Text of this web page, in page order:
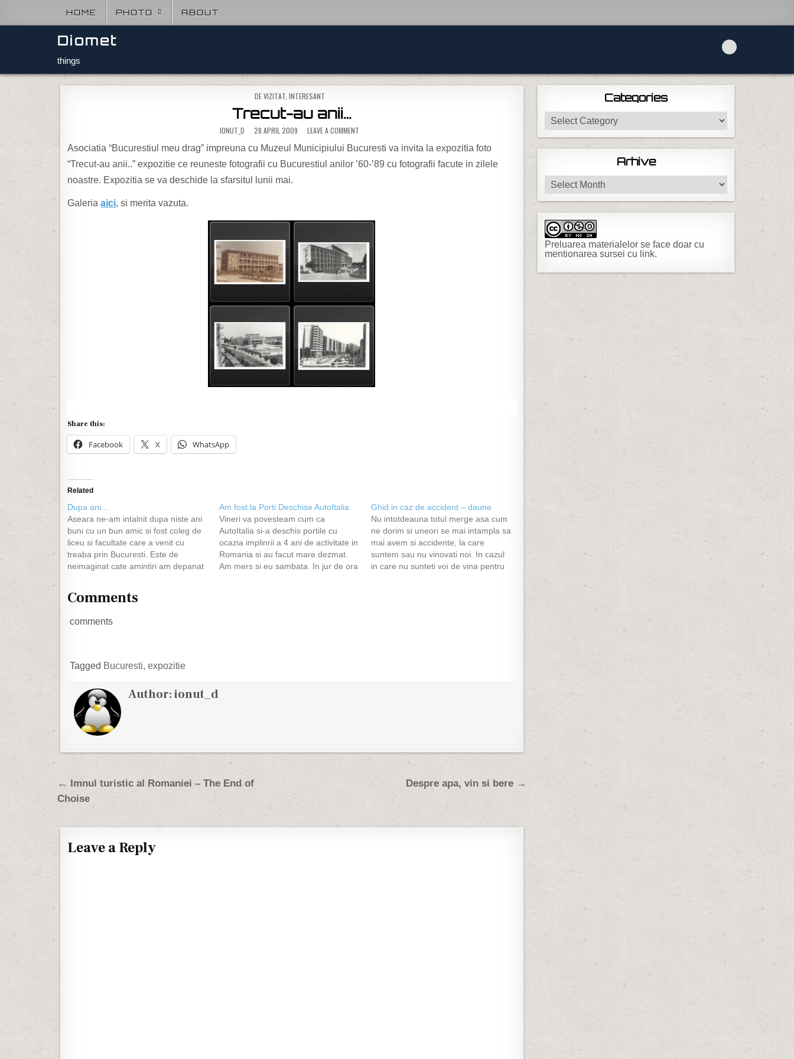
HOME PHOTO ABOUT
Diomet
things
POSTED IN
DE VIZITAT, INTERESANT
Trecut-au anii…
IONUT_D 28 APRIL 2009 LEAVE A COMMENT
Asociatia “Bucurestiul meu drag” impreuna cu Muzeul Municipiului Bucuresti va invita la expozitia foto
“Trecut-au anii..” expozitie ce reuneste fotografii cu Bucurestiul anilor ’60-’89 cu fotografii facute in zilele
noastre. Expozitia se va deschide la sfarsitul lunii mai.
Galeria aici, si merita vazuta.
Share this:
Facebook X WhatsApp
Related
Dupa ani…
Aseara ne-am intalnit dupa niste ani
buni cu un bun amic si fost coleg de
liceu si facultate care a venit cu
treaba prin Bucuresti. Este de
neimaginat cate amintiri am depanat
placut sa te intalnesti cu…
Am fost la Porti Deschise AutoItalia
Vineri va povesteam cum ca
AutoItalia si-a deschis portile cu
ocazia implinrii a 4 ani de activitate in
Romania si au facut mare dezmat.
Am mers si eu sambata. In jur de ora
Ghid in caz de accident – daune
Nu intotdeauna totul merge asa cum
ne dorim si uneori se mai intampla sa
mai avem si accidente, la care
suntem sau nu vinovati noi. In cazul
in care nu sunteti voi de vina pentru
Comments
comments
Tagged Bucuresti, expozitie
Author:ionut_d
Post navigation Despre apa, vin si bere →
← Imnul turistic al Romaniei – The End of
Choise
Leave a Reply
Categories
Categories
Arhive
Arhive
Preluarea materialelor se face doar cu
mentionarea sursei cu link.